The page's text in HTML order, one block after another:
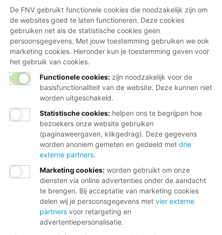
De FNV gebruikt functionele cookies die noodzakelijk zijn om
de websites goed te laten functioneren. Deze cookies
gebruiken net als de statistische cookies geen
persoonsgegevens. Met jouw toestemming gebruiken we ook
marketing cookies. Hieronder kun je toestemming geven voor
het gebruik van cookies.
Functionele cookies: zijn noodzakelijk voor de
basisfunctionaliteit van de website. Deze kunnen niet
worden uitgeschakeld.
Statistische cookies: helpen ons te begrijpen hoe
bezoekers onze website gebruiken
(paginaweergaven, klikgedrag). Deze gegevens
worden anoniem gemeten en gedeeld met drie
externe partners.
Marketing cookies: worden gebruikt om onze
diensten via online advertenties onder de aandacht
te brengen. Bij acceptatie van marketing cookies
delen wij je persoonsgegevens met vier externe
partners voor retargeting en
advertentiepersonalisatie.